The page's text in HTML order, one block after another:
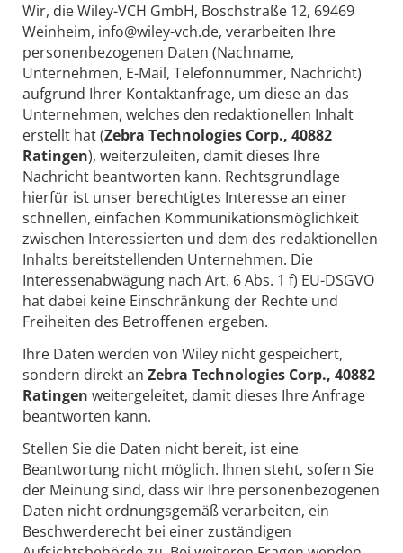
Wir, die Wiley-VCH GmbH, Boschstraße 12, 69469
Weinheim, info@wiley-vch.de, verarbeiten Ihre
personenbezogenen Daten (Nachname,
Unternehmen, E-Mail, Telefonnummer, Nachricht)
aufgrund Ihrer Kontaktanfrage, um diese an das
Unternehmen, welches den redaktionellen Inhalt
erstellt hat (Zebra Technologies Corp., 40882
Ratingen), weiterzuleiten, damit dieses Ihre
Nachricht beantworten kann. Rechtsgrundlage
hierfür ist unser berechtigtes Interesse an einer
schnellen, einfachen Kommunikationsmöglichkeit
zwischen Interessierten und dem des redaktionellen
Inhalts bereitstellenden Unternehmen. Die
Interessenabwägung nach Art. 6 Abs. 1 f) EU-DSGVO
hat dabei keine Einschränkung der Rechte und
Freiheiten des Betroffenen ergeben.
Ihre Daten werden von Wiley nicht gespeichert,
sondern direkt an Zebra Technologies Corp., 40882
Ratingen weitergeleitet, damit dieses Ihre Anfrage
beantworten kann.
Stellen Sie die Daten nicht bereit, ist eine
Beantwortung nicht möglich. Ihnen steht, sofern Sie
der Meinung sind, dass wir Ihre personenbezogenen
Daten nicht ordnungsgemäß verarbeiten, ein
Beschwerderecht bei einer zuständigen